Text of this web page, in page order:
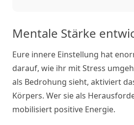
Mentale Stärke
Eure innere Einstellung hat
darauf, wie ihr mit Stress
als Bedrohung sieht, aktiviert
Körpers. Wer sie als
mobilisiert positive Energie.